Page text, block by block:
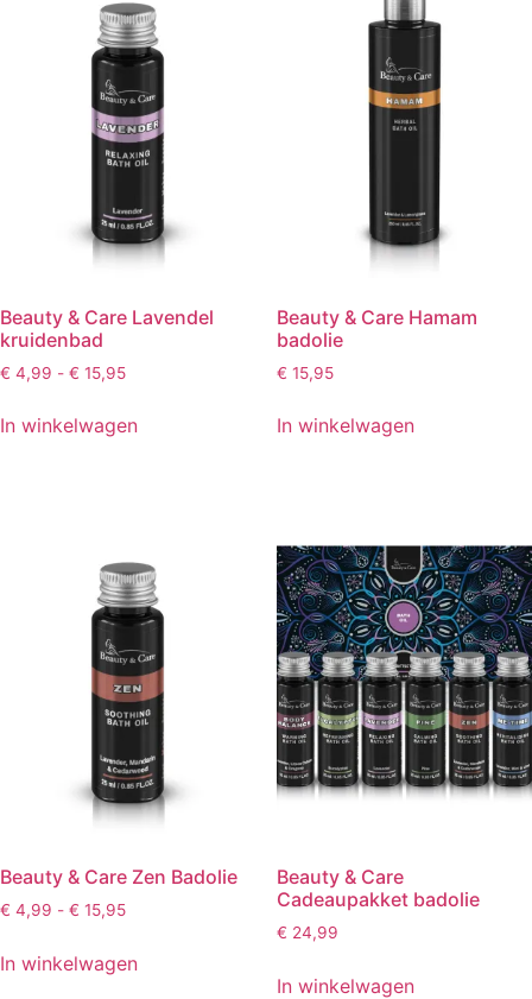
Beauty & Care Lavendel
kruidenbad
€ 4,99 - € 15,95Prijsklasse:
tot
In winkelwagen
Beauty & Care Hamam
badolie
€ 15,95
In winkelwagen
Beauty & Care Zen Badolie
€ 4,99 - € 15,95Prijsklasse:
tot
In winkelwagen
Beauty & Care
Cadeaupakket badolie
€ 24,99
In winkelwagen